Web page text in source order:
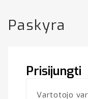
Paskyra
Prisijungti
Vartotojo